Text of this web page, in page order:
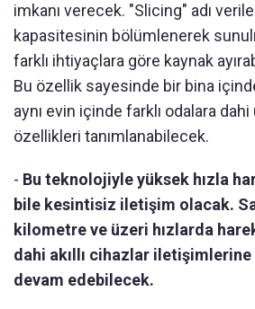
imkanı verecek. "Slicing" adı
kapasitesinin bölümlenerek
farklı ihtiyaçlara göre kaynak
Bu özellik sayesinde bir bina
aynı evin içinde farklı odalara
özellikleri tanımlanabilecek.
- Bu teknolojiyle yüksek hızla
bile kesintisiz iletişim olacak.
kilometre ve üzeri hızlarda
dahi akıllı cihazlar
devam edebilecek.